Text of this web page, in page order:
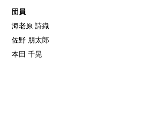
団員
海老原 詩織
佐野 朋太郎
本田 千晃